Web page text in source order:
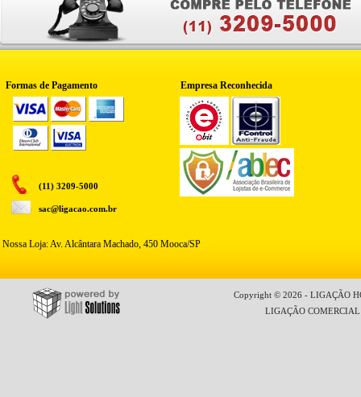
Formas de Pagamento Empresa Reconhecida
(11) 3209-5000
sac@ligacao.com.br
Nossa Loja: Av. Alcântara Machado, 450 Mooca/SP
Copyright © 2026 - LIGAÇÃO
LIGAÇÃO